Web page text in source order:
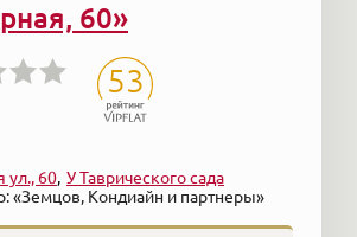
60»
53
«Земцов, Кондиайн и партнеры»
ул., 60 У Таврического сада